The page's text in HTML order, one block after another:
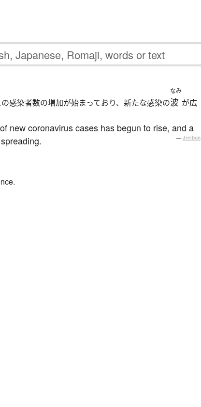
感染者数の増加が始まっており、新たな感染の
なみ
波 が広
new coronavirus cases has begun to rise, and a
— Jreibun